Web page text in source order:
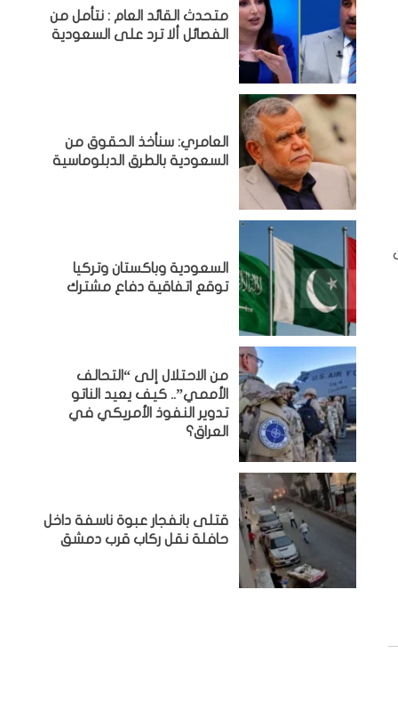
متحدث القائد العام : نتأمل من
الفصائل ألا ترد على السعودية
العامري: سنأخذ الحقوق من
السعودية بالطرق الدبلوماسية
السعودية وباكستان وتركيا
توقع اتفاقية دفاع مشترك
من الاحتلال إلى “التحالف
الأممي”.. كيف يعيد الناتو
تدوير النفوذ الأمريكي في
العراق؟
قتلى بانفجار عبوة ناسفة داخل
حافلة نقل ركاب قرب دمشق